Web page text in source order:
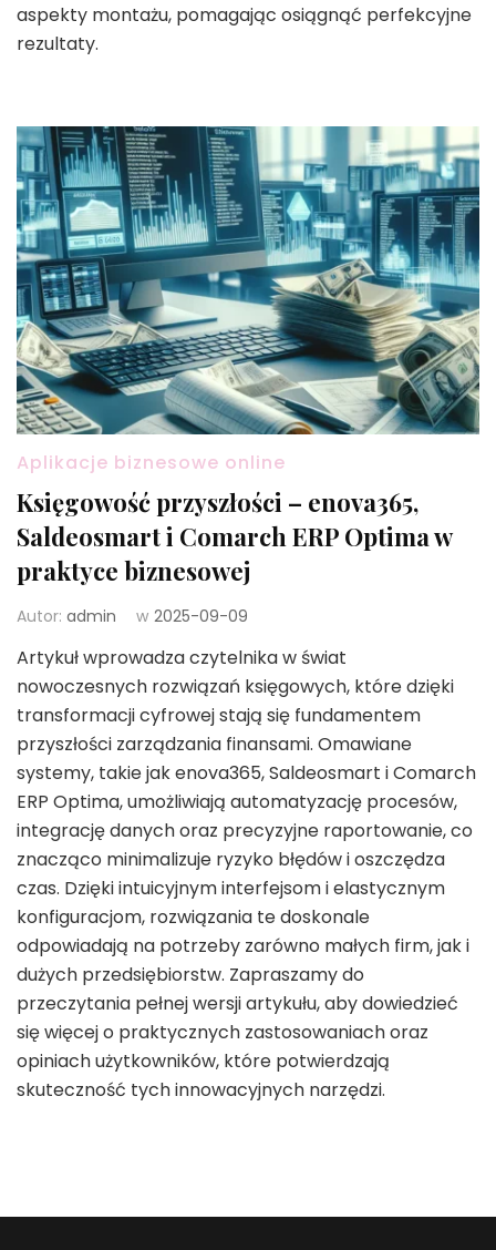
aspekty montażu, pomagając osiągnąć perfekcyjne
rezultaty.
Aplikacje biznesowe online
Księgowość przyszłości – enova365,
Saldeosmart i Comarch ERP Optima w
praktyce biznesowej
Autor: admin w 2025-09-09
Artykuł wprowadza czytelnika w świat
nowoczesnych rozwiązań księgowych, które dzięki
transformacji cyfrowej stają się fundamentem
przyszłości zarządzania finansami. Omawiane
systemy, takie jak enova365, Saldeosmart i Comarch
ERP Optima, umożliwiają automatyzację procesów,
integrację danych oraz precyzyjne raportowanie, co
znacząco minimalizuje ryzyko błędów i oszczędza
czas. Dzięki intuicyjnym interfejsom i elastycznym
konfiguracjom, rozwiązania te doskonale
odpowiadają na potrzeby zarówno małych firm, jak i
dużych przedsiębiorstw. Zapraszamy do
przeczytania pełnej wersji artykułu, aby dowiedzieć
się więcej o praktycznych zastosowaniach oraz
opiniach użytkowników, które potwierdzają
skuteczność tych innowacyjnych narzędzi.